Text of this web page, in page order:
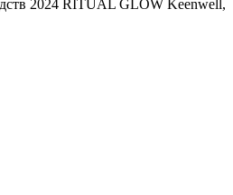
2024 RITUAL GLOW Keenwell,